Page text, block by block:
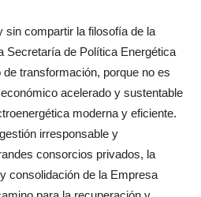
sin compartir la filosofía de la
Secretaría de Política Energética
transformación, porque no es
acelerado y sustentable
moderna y eficiente.
irresponsable y
consorcios privados, la
consolidación de la Empresa